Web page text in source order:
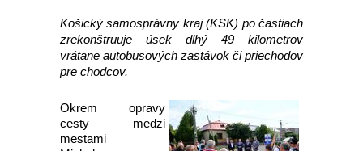
Košický samosprávny kraj (KSK) po častiach
zrekonštruuje úsek dlhý 49 kilometrov
vrátane autobusových zastávok či priechodov
pre chodcov.
Okrem opravy
cesty medzi
mestami